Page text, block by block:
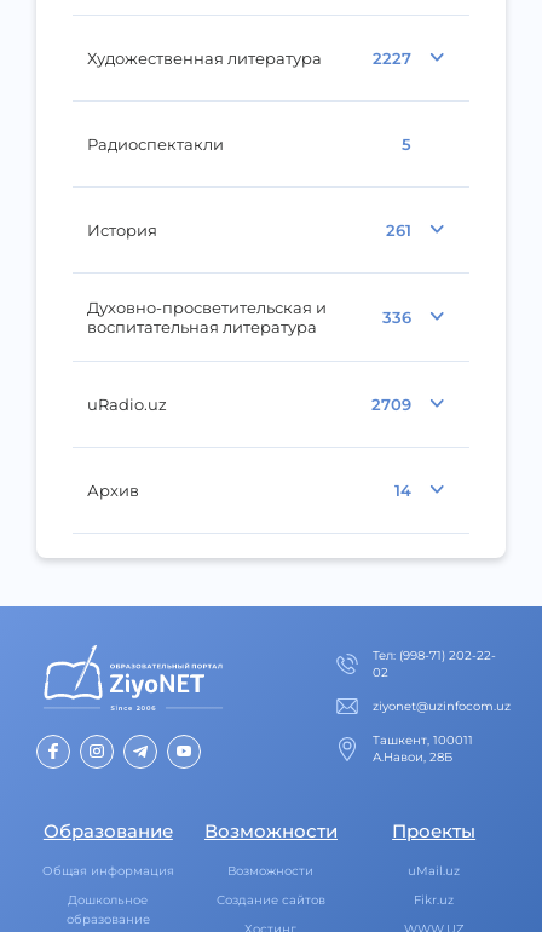
Художественная литература 2227
Радиоспектакли 5
История 261
Духовно-просветительская и
воспитательная литература
336
uRadio.uz 2709
Архив 14
Тел: (998-71) 202-22-
02
ziyonet@uzinfocom.uz
Ташкент, 100011
А.Навои, 28Б
Образование
Общая информация
Дошкольное
образование
Возможности
Возможности
Создание сайтов
Хостинг
Проекты
uMail.uz
Fikr.uz
WWW.UZ